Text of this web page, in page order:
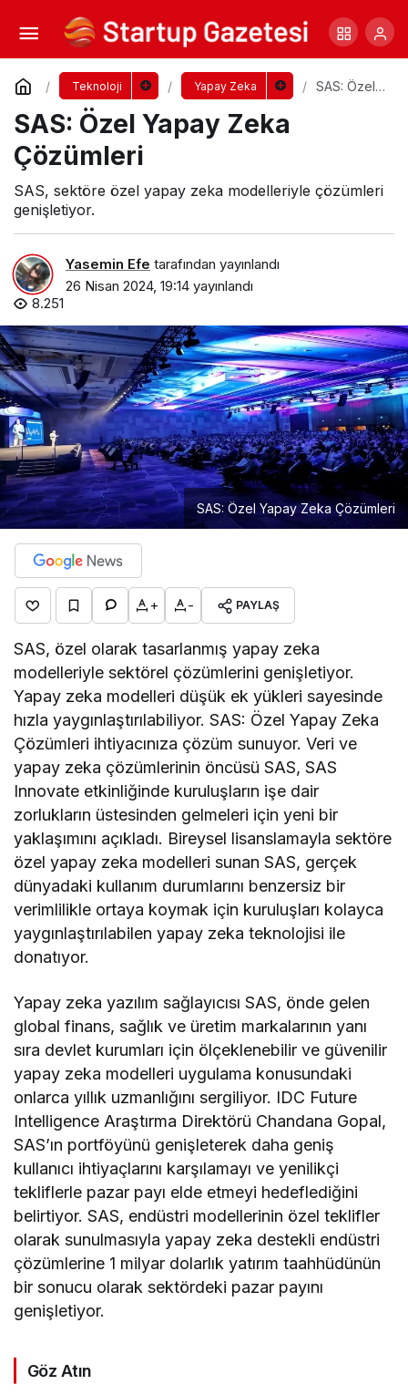
Teknoloji Yapay Zeka
SAS: Özel
SAS: Özel Yapay Zeka
Çözümleri
SAS, sektöre özel yapay zeka modelleriyle çözümleri
genişletiyor.
Yasemin Efe tarafından yayınlandı
26 Nisan 2024, 19:14 yayınlandı
8.251
SAS: Özel Yapay Zeka Çözümleri
+ - PAYLAŞ
SAS, özel olarak tasarlanmış yapay zeka
modelleriyle sektörel çözümlerini genişletiyor.
Yapay zeka modelleri düşük ek yükleri sayesinde
hızla yaygınlaştırılabiliyor. SAS: Özel Yapay Zeka
Çözümleri ihtiyacınıza çözüm sunuyor. Veri ve
yapay zeka çözümlerinin öncüsü SAS, SAS
Innovate etkinliğinde kuruluşların işe dair
zorlukların üstesinden gelmeleri için yeni bir
yaklaşımını açıkladı. Bireysel lisanslamayla sektöre
özel yapay zeka modelleri sunan SAS, gerçek
dünyadaki kullanım durumlarını benzersiz bir
verimlilikle ortaya koymak için kuruluşları kolayca
yaygınlaştırılabilen yapay zeka teknolojisi ile
donatıyor.
Yapay zeka yazılım sağlayıcısı SAS, önde gelen
global finans, sağlık ve üretim markalarının yanı
sıra devlet kurumları için ölçeklenebilir ve güvenilir
yapay zeka modelleri uygulama konusundaki
onlarca yıllık uzmanlığını sergiliyor. IDC Future
Intelligence Araştırma Direktörü Chandana Gopal,
SAS’ın portföyünü genişleterek daha geniş
kullanıcı ihtiyaçlarını karşılamayı ve yenilikçi
tekliflerle pazar payı elde etmeyi hedeflediğini
belirtiyor. SAS, endüstri modellerinin özel teklifler
olarak sunulmasıyla yapay zeka destekli endüstri
çözümlerine 1 milyar dolarlık yatırım taahhüdünün
bir sonucu olarak sektördeki pazar payını
genişletiyor.
Göz Atın
Dell Araştırması: Yapay Zeka Dönüşümü
Yorum Yap Paylaş